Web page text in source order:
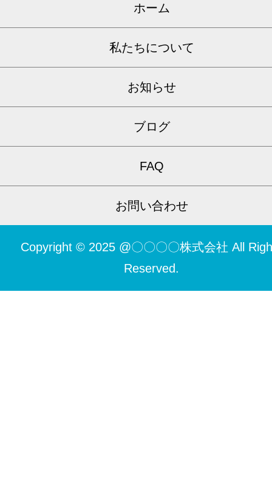
ホーム
私たちについて
お知らせ
ブログ
FAQ
お問い合わせ
Copyright © 2025 @〇〇〇〇株式会社 All
Reserved.